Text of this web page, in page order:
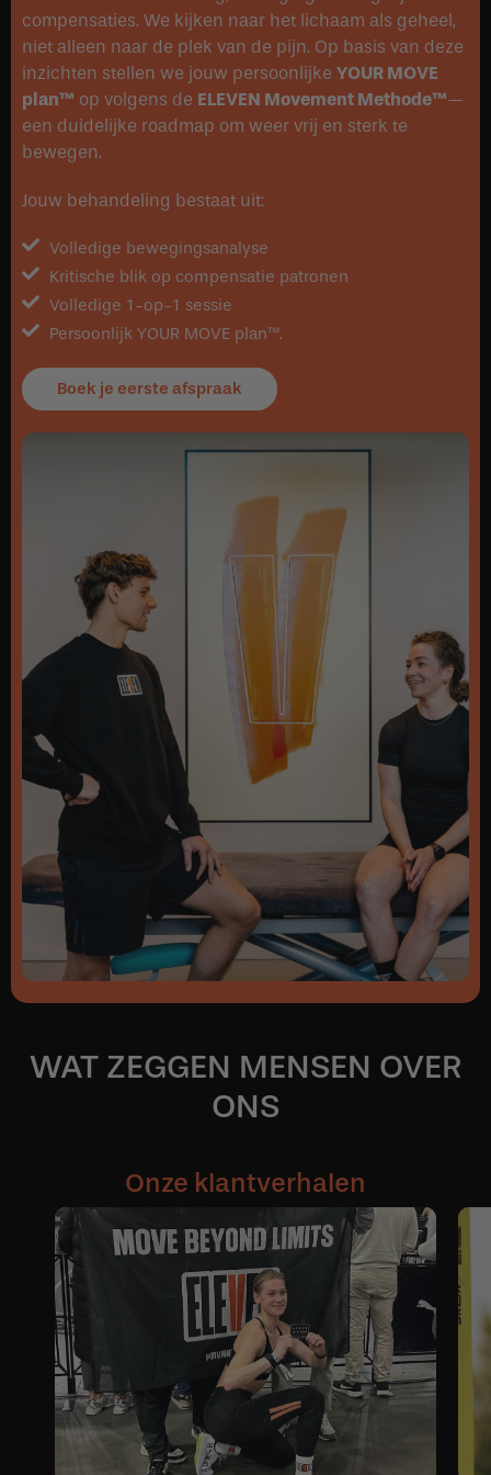
compensaties. We kijken naar het lichaam als geheel,
niet alleen naar de plek van de pijn. Op basis van deze
inzichten stellen we jouw persoonlijke YOUR MOVE
plan™ op volgens de ELEVEN Movement Methode™—
een duidelijke roadmap om weer vrij en sterk te
bewegen.
Jouw behandeling bestaat uit:
Volledige bewegingsanalyse
Kritische blik op compensatie patronen
Volledige 1-op-1 sessie
Persoonlijk YOUR MOVE plan™.
Boek je eerste afspraak
WAT ZEGGEN MENSEN OVER
ONS
Onze klantverhalen